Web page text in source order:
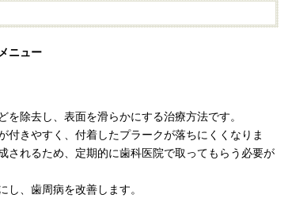
ニュー
除去し、表面を滑らかにする治療方法です。
付きやすく、付着したプラークが落ちにくくなりま
されるため、定期的に歯科医院で取ってもらう必要が
し、歯周病を改善します。